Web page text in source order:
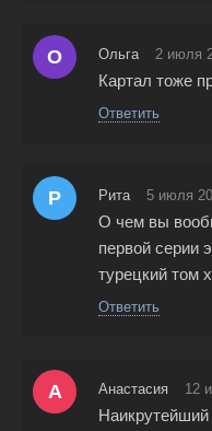
О Ольга 2 июля
Картал тоже
Ответить
Р Рита 5 июля
О чем вы
первой серии
турецкий том
Ответить
А Анастасия 12